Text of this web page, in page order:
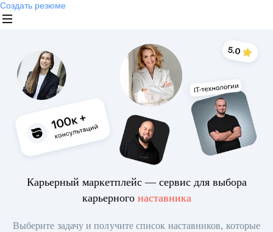
Создать резюме
Карьерный маркетплейс — сервис для выбора
карьерного наставника
Выберите задачу и получите список наставников, которые